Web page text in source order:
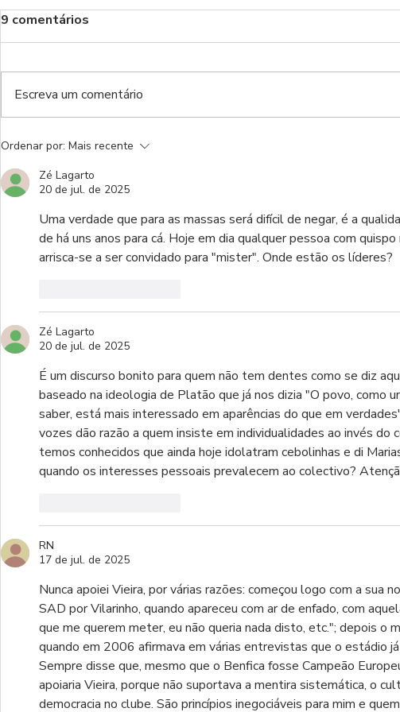
Do inferno da Luz ao inferno
9 comentários
Escreva um comentário
Ordenar por: Mais recente
Zé Lagarto
20 de jul. de 2025
Uma verdade que para as massas será difícil de negar, é a
de há uns anos para cá. Hoje em dia qualquer pessoa com
arrisca-se a ser convidado para "mister". Onde estão os líderes?
Zé Lagarto
20 de jul. de 2025
É um discurso bonito para quem não tem dentes como se diz
baseado na ideologia de Platão que já nos dizia "O povo, como
saber, está mais interessado em aparências do que em
vozes dão razão a quem insiste em individualidades ao invés do
temos conhecidos que ainda hoje idolatram cebolinhas e di
quando os interesses pessoais prevalecem ao colectivo?
RN
17 de jul. de 2025
Nunca apoiei Vieira, por várias razões: começou logo com a sua
SAD por Vilarinho, quando apareceu com ar de enfado, com
que me querem meter, eu não queria nada disto, etc."; depois o
quando em 2006 afirmava em várias entrevistas que o estádio
Sempre disse que, mesmo que o Benfica fosse Campeão
apoiaria Vieira, porque não suportava a mentira sistemática, o
democracia no clube. São princípios inegociáveis para mim e